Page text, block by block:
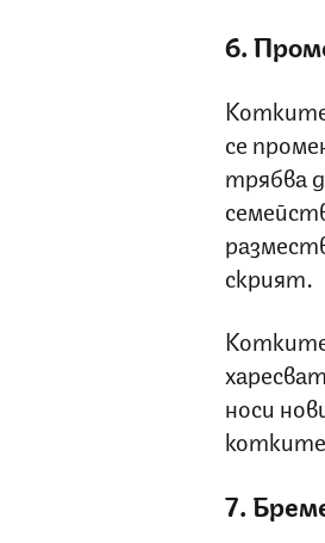
6.
се
трябва
скрият.
харесват
носи
7.